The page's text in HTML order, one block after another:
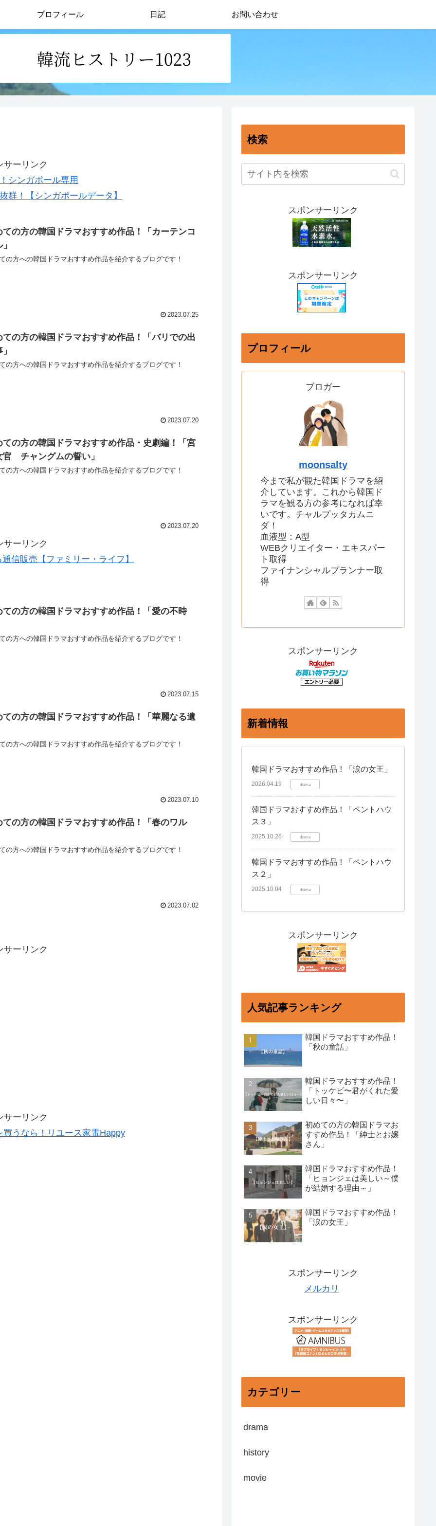
プロフィール 日記 お問い合わせ
サーリンク
シンガポール専用
群！【シンガポールデータ】
ての方の韓国ドラマおすすめ作品！「カーテンコ
の方への韓国ドラマおすすめ作品を紹介するブログです！
2023.07.25
ての方の韓国ドラマおすすめ作品！「バリでの出
の方への韓国ドラマおすすめ作品を紹介するブログです！
2023.07.20
ての方の韓国ドラマおすすめ作品・史劇編！「宮
官 チャングムの誓い」
の方への韓国ドラマおすすめ作品を紹介するブログです！
2023.07.20
サーリンク
信販売【ファミリー・ライフ】
ての方の韓国ドラマおすすめ作品！「愛の不時
の方への韓国ドラマおすすめ作品を紹介するブログです！
2023.07.15
ての方の韓国ドラマおすすめ作品！「華麗なる遺
の方への韓国ドラマおすすめ作品を紹介するブログです！
2023.07.10
ての方の韓国ドラマおすすめ作品！「春のワル
の方への韓国ドラマおすすめ作品を紹介するブログです！
2023.07.02
サーリンク
サーリンク
うなら！リユース家電Happy
検索
スポンサーリンク
スポンサーリンク
プロフィール
ブロガー
moonsalty
今まで私が観た韓国ドラマを紹
介しています。これから韓国ド
ラマを観る方の参考になれば幸
いです。チャルプッタカムニ
ダ！
血液型：A型
WEBクリエイター・エキスパー
ト取得
ファイナンシャルプランナー取
得
スポンサーリンク
新着情報
韓国ドラマおすすめ作品！「涙の女王」
2026.04.19 drama
韓国ドラマおすすめ作品！「ペントハウ
ス３」
2025.10.26 drama
韓国ドラマおすすめ作品！「ペントハウ
ス２」
2025.10.04 drama
スポンサーリンク
人気記事ランキング
韓国ドラマおすすめ作品！
「秋の童話」
韓国ドラマおすすめ作品！
「トッケビ〜君がくれた愛
しい日々〜」
初めての方の韓国ドラマお
すすめ作品！「紳士とお嬢
さん」
韓国ドラマおすすめ作品！
「ヒョンジェは美しい～僕
が結婚する理由～」
韓国ドラマおすすめ作品！
「涙の女王」
スポンサーリンク
メルカリ
スポンサーリンク
カテゴリー
drama
history
movie